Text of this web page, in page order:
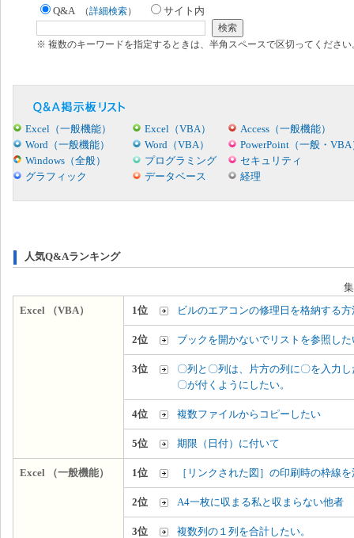
Q&A （詳細検索） サイト内
※ 複数のキーワードを指定するときは、半角スペースで区切ってください
Excel（一般機能） Excel（VBA）
Access（一般機能）
Word（一般機能）
Word（VBA）
PowerPoint（一般・VBA
Windows（全般）
プログラミング
セキュリティ
グラフィック
データベース 経理
人気Q&Aランキング
Excel （VBA）
1位 ビルのエアコンの修理日を格納する方
2位 ブックを開かないでリストを参照した
3位
〇列と〇列は、片方の列に〇を入力
〇が付くようにしたい。
4位 複数ファイルからコピーしたい
5位 期限（日付）に付いて
Excel （一般機能） 1位 ［リンクされた図］の印刷時の枠線
2位 A4一枚に収まる私と収まらない他者
3位 複数列の１列を合計したい。